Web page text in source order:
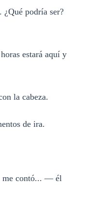
¿Qué podría ser?
estará aquí y
la cabeza.
de ira.
me contó... — él